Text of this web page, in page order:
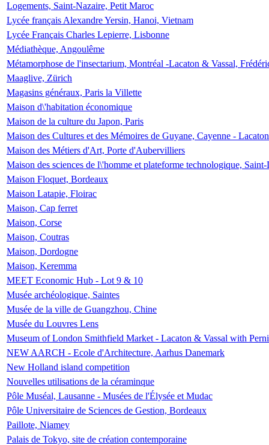
Logements, Saint-Nazaire, Petit Maroc
Lycée français Alexandre Yersin, Hanoi, Vietnam
Lycée Français Charles Lepierre, Lisbonne
Médiathèque, Angoulême
Métamorphose de l'insectarium, Montréal -Lacaton & Vassal,
Maaglive, Zürich
Magasins généraux, Paris la Villette
Maison d\'habitation économique
Maison de la culture du Japon, Paris
Maison des Cultures et des Mémoires de Guyane, Cayenne -
Maison des Métiers d'Art, Porte d'Aubervilliers
Maison des sciences de l\'homme et plateforme technologique,
Maison Floquet, Bordeaux
Maison Latapie, Floirac
Maison, Cap ferret
Maison, Corse
Maison, Coutras
Maison, Dordogne
Maison, Keremma
MEET Economic Hub - Lot 9 & 10
Musée archéologique, Saintes
Musée de la ville de Guangzhou, Chine
Musée du Louvres Lens
Museum of London Smithfield Market - Lacaton & Vassal with
NEW AARCH - Ecole d'Architecture, Aarhus Danemark
New Holland island competition
Nouvelles utilisations de la céraminque
Pôle Muséal, Lausanne - Musées de l'Élysée et Mudac
Pôle Universitaire de Sciences de Gestion, Bordeaux
Paillote, Niamey
Palais de Tokyo, site de création contemporaine